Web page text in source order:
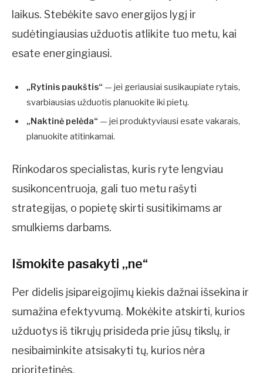
laikus. Stebėkite savo energijos lygį ir
sudėtingiausias užduotis atlikite tuo metu, kai
esate energingiausi.
„Rytinis paukštis“ — jei geriausiai susikaupiate rytais,
svarbiausias užduotis planuokite iki pietų.
„Naktinė pelėda“ — jei produktyviausi esate vakarais,
planuokite atitinkamai.
Rinkodaros specialistas, kuris ryte lengviau
susikoncentruoja, gali tuo metu rašyti
strategijas, o popietę skirti susitikimams ar
smulkiems darbams.
Išmokite pasakyti „ne“
Per didelis įsipareigojimų kiekis dažnai išsekina ir
sumažina efektyvumą. Mokėkite atskirti, kurios
užduotys iš tikrųjų prisideda prie jūsų tikslų, ir
nesibaiminkite atsisakyti tų, kurios nėra
prioritetinės.